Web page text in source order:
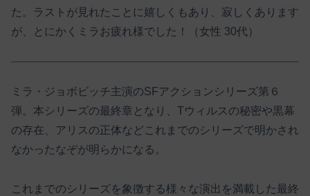
た。ラストが見れたことに嬉しくもあり、寂しくあります
が、とにかくミラお疲れ様でした！（女性 30代）
ミラ・ジョボビッチ主演のSFアクションシリーズ第６
弾。本シリーズの最終章となり、Tウィルスの秘密や黒幕
の存在、アリスの正体などこれまでのシリーズで明かされ
なかったなぞが明らかになる。
これまでのシリーズを象徴する様々な演出を満載した最終